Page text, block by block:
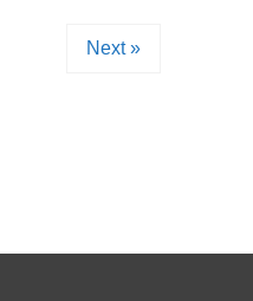
Next »